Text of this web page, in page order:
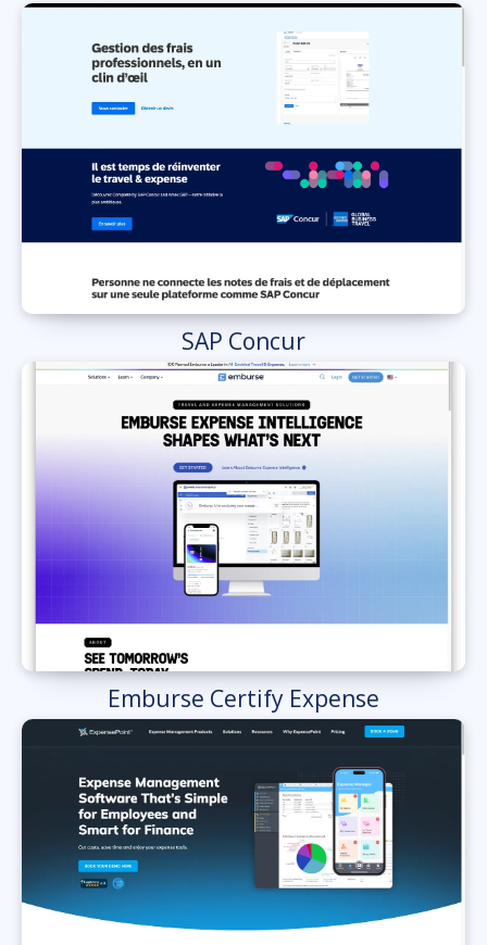
SAP Concur
Emburse Certify Expense